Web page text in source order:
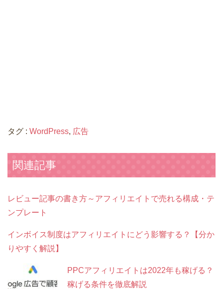
タグ : WordPress, 広告
関連記事
レビュー記事の書き方～アフィリエイトで売れる構成・テ
ンプレート
インボイス制度はアフィリエイトにどう影響する？【分か
りやすく解説】
PPCアフィリエイトは2022年も稼げる？
稼げる条件を徹底解説